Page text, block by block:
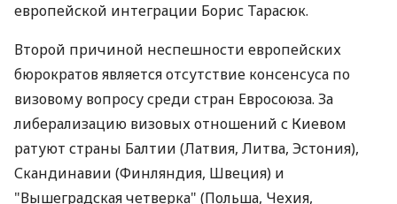
европейской интеграции Борис Тарасюк.
Второй причиной неспешности европейских
бюрократов является отсутствие консенсуса по
визовому вопросу среди стран Евросоюза. За
либерализацию визовых отношений с Киевом
ратуют страны Балтии (Латвия, Литва, Эстония),
Скандинавии (Финляндия, Швеция) и
"Вышеградская четверка" (Польша, Чехия,